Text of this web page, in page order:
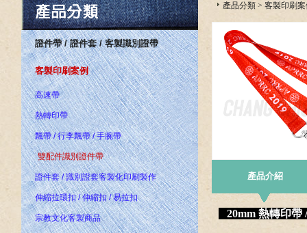
證件帶 / 證件套 / 客製識別證帶
客製印刷案例
高速帶
熱轉印帶
飄帶 / 行李飄帶 / 手腕帶
雙配件識別證件帶
證件套 / 識別證套客製化印刷製作
伸縮拉環扣 / 伸縮扣 / 易拉扣
宗教文化客製商品
產品分類 > 客製印刷
產品介紹
20mm 熱轉印